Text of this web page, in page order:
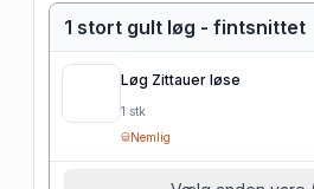
1 stort gult løg - fintsnittet
Løg Zittauer løse
1 stk
Nemlig